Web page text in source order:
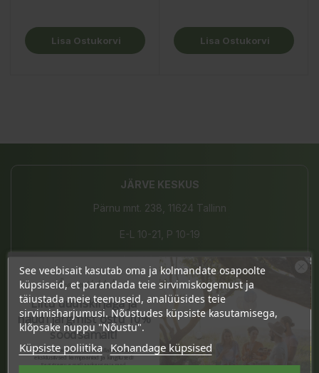
Lisa Ostukorvi Lisa Ostukorvi
JÄRVE KESKUS
Pärnu mnt. 238, 11624 Tallinn
E-L 10-21, P 10-19
info@bio4you.eu
TARTU KVARTAL
Riia 2, 51004 Tartu
See veebisait kasutab oma ja kolmandate osapoolte
küpsiseid, et parandada teie sirvimiskogemust ja
täiustada meie teenuseid, analüüsides teie
sirvimisharjumusi. Nõustudes küpsiste kasutamisega,
klõpsake nuppu "Nõustu".
Küpsiste poliitika Kohandage küpsised
Ära veel lahku!
Liitu uudiskirjaga ja
naudi järgmist ostu 10%
soodsamalt!
Sind ootavad spetsiaalsed allahindlused,
eksklusiivsed kampaaniad ja kingitused!
Registreeru e-maili aadressiga ja saad